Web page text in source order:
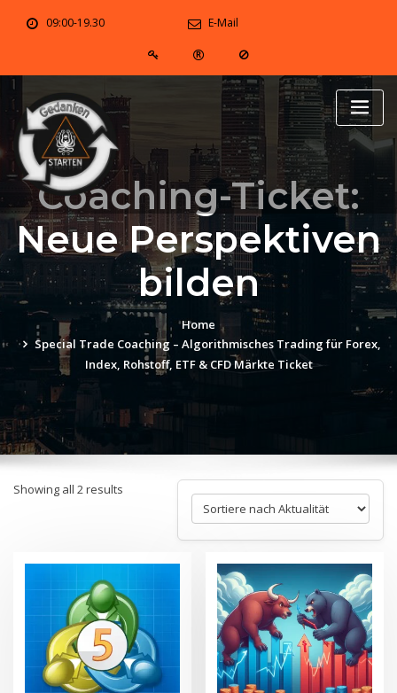
09:00-19.30 E-Mail
Coaching-Ticket:
Neue Perspektiven
bilden
Home
Special Trade Coaching – Algorithmisches Trading für Forex,
Index, Rohstoff, ETF & CFD Märkte Ticket
Showing all 2 results